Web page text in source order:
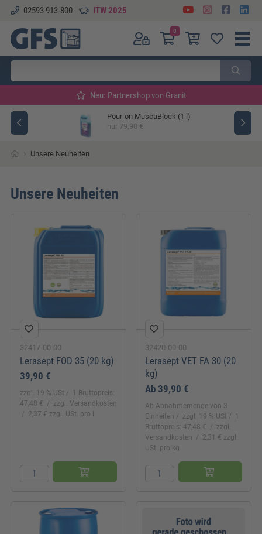
02593 913-800 ITW 2025
0
Neu: Partnershop von Granit
Pour-on MuscaBlock (1 l)
nur 79,90 €
Unsere Neuheiten
Unsere Neuheiten
32417-00-00
Lerasept FOD 35 (20 kg)
39,90 €
zzgl. 19 % USt
1 Bruttopreis:
47,48 €
zzgl. Versandkosten
2,37 € zzgl. USt. pro l
32420-00-00
Lerasept VET FA 30 (20
kg)
Ab 39,90 €
Ab Abnahmemenge von 3
Einheiten
zzgl. 19 % USt
1
Bruttopreis: 47,48 €
zzgl.
Versandkosten
2,31 € zzgl.
USt. pro kg